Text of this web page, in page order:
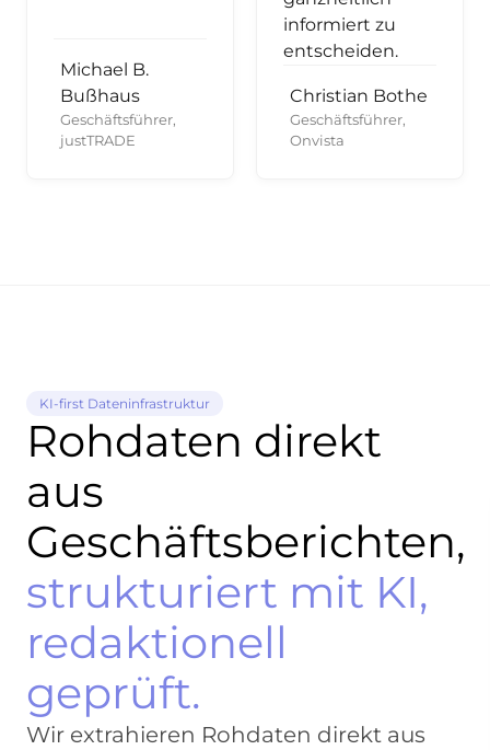
Michael B.
Bußhaus
Geschäftsführer,
justTRADE
informiert zu
entscheiden.
Christian Bothe
Geschäftsführer,
Onvista
KI-first Dateninfrastruktur
Rohdaten direkt
aus
Geschäftsberichten,
strukturiert mit KI,
redaktionell
geprüft.
Wir extrahieren Rohdaten direkt aus